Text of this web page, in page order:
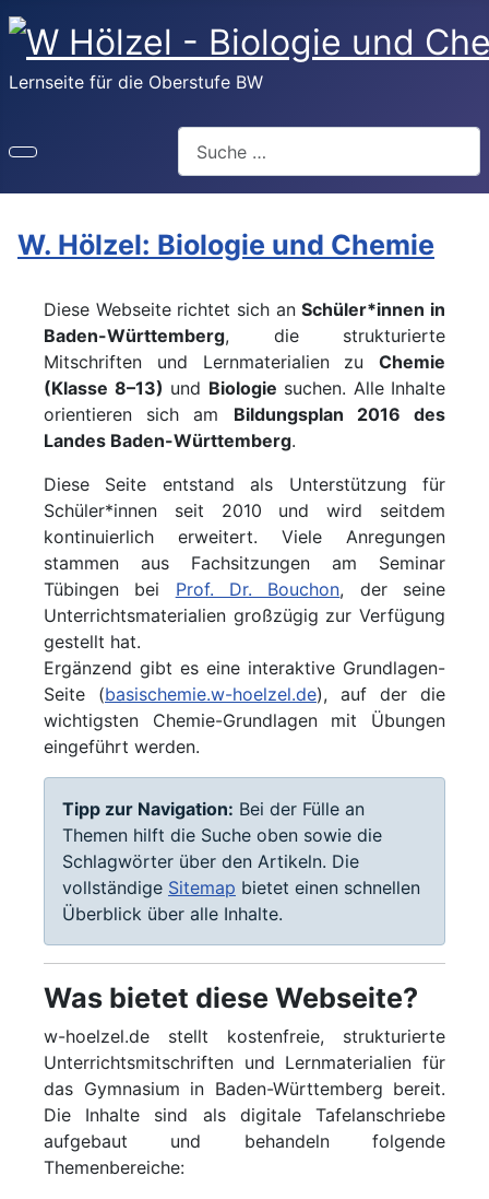
Lernseite für die Oberstufe BW
W. Hölzel: Biologie und Chemie
Diese Webseite richtet sich anSchüler*innen in
Baden-Württemberg, die strukturierte
Mitschriften und Lernmaterialien zu Chemie
(Klasse 8–13) und Biologie suchen. Alle Inhalte
orientieren sich am Bildungsplan 2016 des
Landes Baden-Württemberg.
Diese Seite entstand als Unterstützung für
Schüler*innen seit 2010 und wird seitdem
kontinuierlich erweitert. Viele Anregungen
stammen aus Fachsitzungen am Seminar
Tübingen bei Prof. Dr. Bouchon, der seine
Unterrichtsmaterialien großzügig zur Verfügung
gestellt hat.
Ergänzend gibt es eine interaktive Grundlagen-
Seite (basischemie.w-hoelzel.de), auf der die
wichtigsten Chemie-Grundlagen mit Übungen
eingeführt werden.
Tipp zur Navigation: Bei der Fülle an
Themen hilft die Suche oben sowie die
Schlagwörter über den Artikeln. Die
vollständige Sitemap bietet einen schnellen
Überblick über alle Inhalte.
Was bietet diese Webseite?
w-hoelzel.de stellt kostenfreie, strukturierte
Unterrichtsmitschriften und Lernmaterialien für
das Gymnasium in Baden-Württemberg bereit.
Die Inhalte sind als digitale Tafelanschriebe
aufgebaut und behandeln folgende
Themenbereiche: